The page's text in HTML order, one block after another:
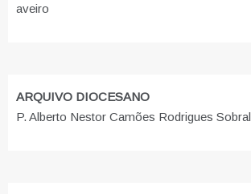
aveiro
ARQUIVO DIOCESANO
P. Alberto Nestor Camões Rodrigues Sobral